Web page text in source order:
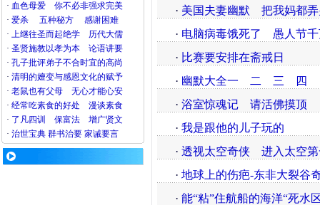
· 血色母爱
你不必非强求完美
· 爱杀 五种秘方
感谢困难
· 上继往圣而起绝学
历代大儒
· 圣贤施教以孝为本
论语讲要
· 孔子批评弟子不合时宜的高尚
· 清明的嬗变与感恩文化的赋予
· 老鼠也有父母
无心才能心安
· 经常吃素食的好处
漫谈素食
· 了凡四训 保富法
增广贤文
· 治世宝典 群书治要 家诫要言
· 美国夫妻幽默
把我妈都
· 电脑病毒饿死了
愚人节
· 比赛要安排在斋戒日
· 幽默大全一 二 三
四
· 浴室惊魂记
请活佛摸顶
· 我是跟他的儿子玩的
· 透视太空奇侠
进入太空
· 地球上的伤疤-东非大裂谷
· 能“粘”住航船的海洋“死水